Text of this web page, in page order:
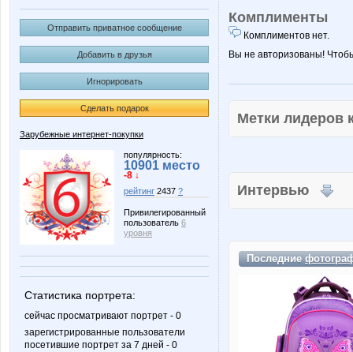
Отправить приватное сообщение
Добавить в друзья
Игнорировать
Сделать подарок
Зарубежные интернет-покупки
популярность:
10901 место
-8 ↓
рейтинг 2437 ?
Привилегированный
пользователь 6
уровня
Статистика портрета:
сейчас просматривают портрет - 0
зарегистрированные пользователи
посетившие портрет за 7 дней - 0
Комплименты
Комплиментов нет.
Вы не авторизованы!
Метки
Интервью
Последние